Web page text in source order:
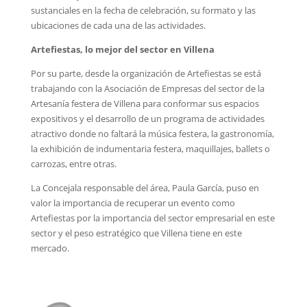
sustanciales en la fecha de celebración, su formato y las
ubicaciones de cada una de las actividades.
Artefiestas, lo mejor del sector en Villena
Por su parte, desde la organización de Artefiestas se está
trabajando con la Asociación de Empresas del sector de la
Artesanía festera de Villena para conformar sus espacios
expositivos y el desarrollo de un programa de actividades
atractivo donde no faltará la música festera, la gastronomía,
la exhibición de indumentaria festera, maquillajes, ballets o
carrozas, entre otras.
La Concejala responsable del área, Paula García, puso en
valor la importancia de recuperar un evento como
Artefiestas por la importancia del sector empresarial en este
sector y el peso estratégico que Villena tiene en este
mercado.